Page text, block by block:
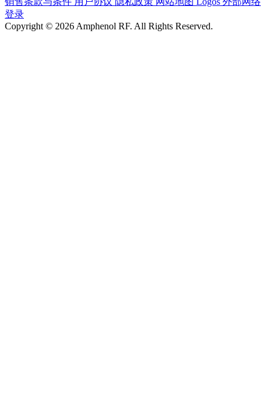
登录
Copyright © 2026 Amphenol RF. All Rights Reserved.